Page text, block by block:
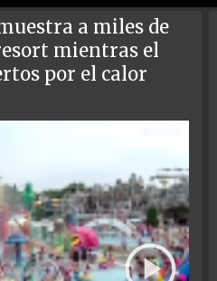
a miles de
mientras el
por el calor